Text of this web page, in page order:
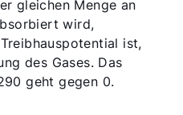
gleichen Menge an
wird,
ist,
des Gases. Das
geht gegen 0.